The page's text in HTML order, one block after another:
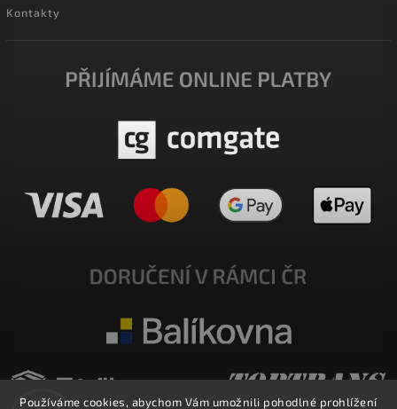
Používáme cookies, abychom Vám umožnili pohodlné prohlížení
Kontakty